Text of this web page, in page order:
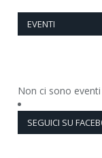
EVENTI
Non ci sono eventi
SEGUICI SU